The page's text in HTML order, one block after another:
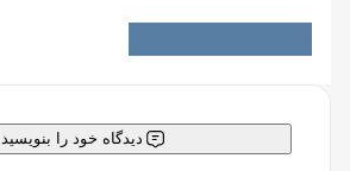
دیدگاه خود را بنویسید